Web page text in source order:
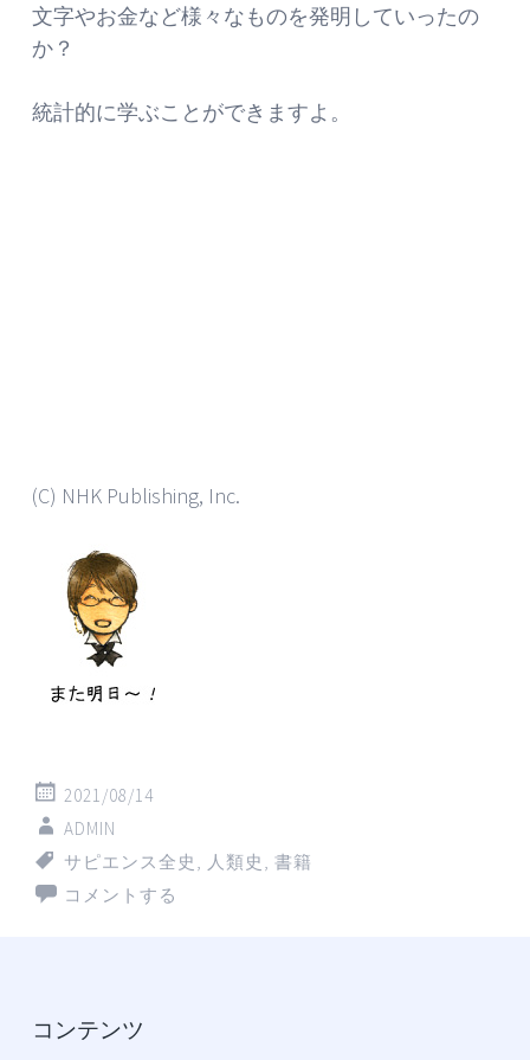
文字やお金など様々なものを発明していったの
か？
統計的に学ぶことができますよ。
(C) NHK Publishing, Inc.
2021/08/14
ADMIN
サピエンス全史
人類史
書籍
コメントする
コンテンツ